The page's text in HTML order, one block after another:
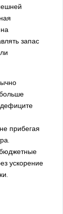
запас
прибегая
ускорение